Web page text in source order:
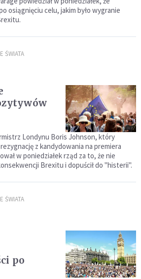
osiągnięciu celu, jakim było wygranie
ŚWIATA
Londynu Boris Johnson, który
z kandydowania na premiera
w poniedziałek rząd za to, że nie
Brexitu i dopuścił do "histerii".
ŚWIATA
po